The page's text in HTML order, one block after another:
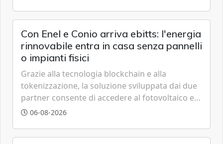
Con Enel e Conio arriva ebitts: l'energia
rinnovabile entra in casa senza pannelli
o impianti fisici
Grazie alla tecnologia blockchain e alla
tokenizzazione, la soluzione sviluppata dai due
partner consente di accedere al fotovoltaico e
all'eolico ottenendo risparmi diretti in bolletta,
06-08-2026